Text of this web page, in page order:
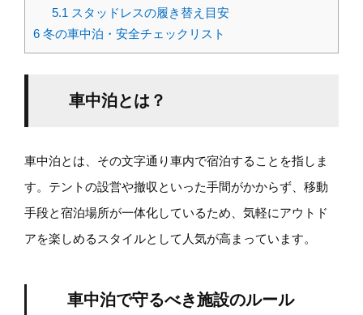
5.1 スタッドレスの履き替え目安
6 冬の車中泊・安全チェックリスト
車中泊とは？
車中泊とは、その文字通り車内で宿泊することを指しま
す。テントの設営や撤収といった手間がかからず、移動
手段と宿泊場所が一体化しているため、気軽にアウトド
アを楽しめるスタイルとして人気が高まっています。
車中泊で守るべき施設のルール